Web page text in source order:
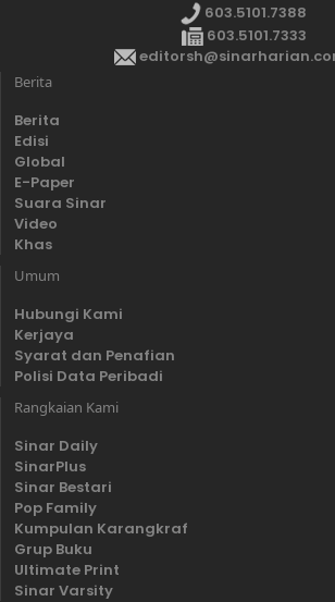
603.5101.7388
603.5101.7333
Berita
Berita
Edisi
Global
E-Paper
Suara Sinar
Video
Khas
Umum
Hubungi Kami
Kerjaya
Syarat dan Penafian
Polisi Data Peribadi
Rangkaian Kami
Sinar Daily
SinarPlus
Sinar Bestari
Pop Family
Kumpulan Karangkraf
Grup Buku
Ultimate Print
Sinar Varsity